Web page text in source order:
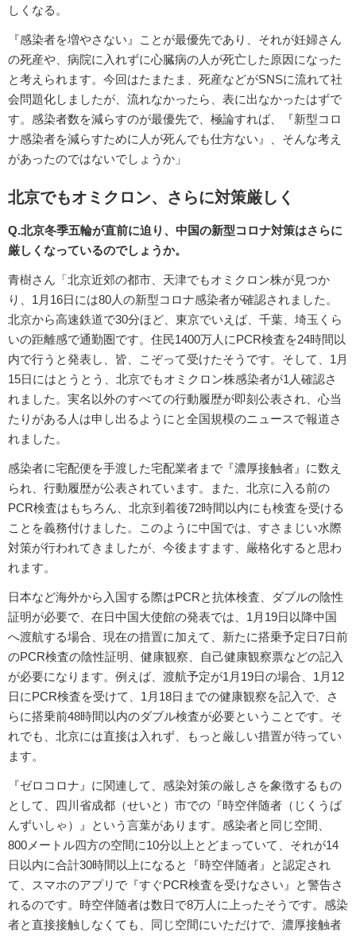
しくなる。
『感染者を増やさない』ことが最優先であり、それが妊婦さん
の死産や、病院に入れずに心臓病の人が死亡した原因になった
と考えられます。今回はたまたま、死産などがSNSに流れて社
会問題化しましたが、流れなかったら、表に出なかったはずで
す。感染者数を減らすのが最優先で、極論すれば、『新型コロ
ナ感染者を減らすために人が死んでも仕方ない』、そんな考え
があったのではないでしょうか」
北京でもオミクロン、さらに対策厳しく
Q.北京冬季五輪が直前に迫り、中国の新型コロナ対策はさらに
厳しくなっているのでしょうか。
青樹さん「北京近郊の都市、天津でもオミクロン株が見つか
り、1月16日には80人の新型コロナ感染者が確認されました。
北京から高速鉄道で30分ほど、東京でいえば、千葉、埼玉くら
いの距離感で通勤圏です。住民1400万人にPCR検査を24時間以
内で行うと発表し、皆、こぞって受けたそうです。そして、1月
15日にはとうとう、北京でもオミクロン株感染者が1人確認さ
れました。実名以外のすべての行動履歴が即刻公表され、心当
たりがある人は申し出るようにと全国規模のニュースで報道さ
れました。
感染者に宅配便を手渡した宅配業者まで『濃厚接触者』に数え
られ、行動履歴が公表されています。また、北京に入る前の
PCR検査はもちろん、北京到着後72時間以内にも検査を受ける
ことを義務付けました。このように中国では、すさまじい水際
対策が行われてきましたが、今後ますます、厳格化すると思わ
れます。
日本など海外から入国する際はPCRと抗体検査、ダブルの陰性
証明が必要で、在日中国大使館の発表では、1月19日以降中国
へ渡航する場合、現在の措置に加えて、新たに搭乗予定日7日前
のPCR検査の陰性証明、健康観察、自己健康観察票などの記入
が必要になります。例えば、渡航予定が1月19日の場合、1月12
日にPCR検査を受けて、1月18日までの健康観察を記入で、さ
らに搭乗前48時間以内のダブル検査が必要ということです。そ
れでも、北京には直接は入れず、もっと厳しい措置が待ってい
ます。
『ゼロコロナ』に関連して、感染対策の厳しさを象徴するもの
として、四川省成都（せいと）市での『時空伴随者（じくうば
んずいしゃ）』という言葉があります。感染者と同じ空間、
800メートル四方の空間に10分以上とどまっていて、それが14
日以内に合計30時間以上になると『時空伴随者』と認定され
て、スマホのアプリで『すぐPCR検査を受けなさい』と警告さ
れるのです。時空伴随者は数日で8万人に上ったそうです。感染
者と直接接触しなくても、同じ空間にいただけで、濃厚接触者